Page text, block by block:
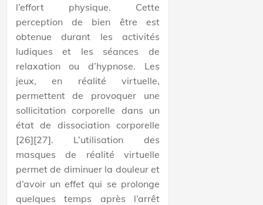
l’effort physique. Cette
perception de bien être est
obtenue durant les activités
ludiques et les séances de
relaxation ou d’hypnose. Les
jeux, en réalité virtuelle,
permettent de provoquer une
sollicitation corporelle dans un
état de dissociation corporelle
[26][27]. L’utilisation des
masques de réalité virtuelle
permet de diminuer la douleur et
d’avoir un effet qui se prolonge
quelques temps après l’arrêt